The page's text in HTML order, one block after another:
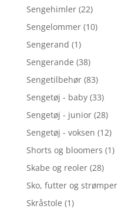
Sengehimler (22)
Sengelommer (10)
Sengerand (1)
Sengerande (38)
Sengetilbehør (83)
Sengetøj - baby (33)
Sengetøj - junior (28)
Sengetøj - voksen (12)
Shorts og bloomers (1)
Skabe og reoler (28)
Sko, futter og strømper
Skråstole (1)